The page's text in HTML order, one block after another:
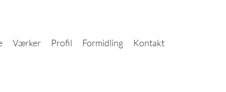
Værker Profil Formidling Kontakt